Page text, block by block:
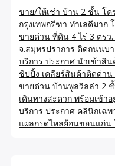
ขาย/ให้เช่า บ้าน 2 ชั้น โค
กรุงเทพกรีฑา ทำเลดีมาก
ขายด่วน ที่ดิน 4 ไร่ 3 ตรว.
จ.สมุทรปราการ ติดถนนบ
บริการ ประกาศ นำเข้าสิ
ชิปปิ้ง เคลียร์สินค้าติดด่า
ขายด่วน บ้านพูลวิลล่า 2 ชั้
เดินทางสะดวก พร้อมเข้า
บริการ ประกาศ คลินิกเฉ
แผลกรดไหลย้อนขอนแก่น